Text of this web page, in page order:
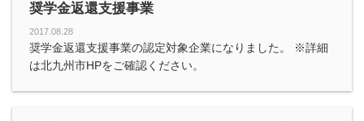
奨学金返還支援事業
2017.08.28
奨学金返還支援事業の認定対象企業になりました。 ※詳細
は北九州市HPをご確認ください。